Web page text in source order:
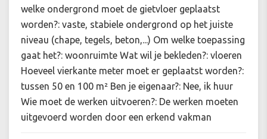
welke ondergrond moet de gietvloer geplaatst
worden?: vaste, stabiele ondergrond op het juiste
niveau (chape, tegels, beton,...) Om welke toepassing
gaat het?: woonruimte Wat wil je bekleden?: vloeren
Hoeveel vierkante meter moet er geplaatst worden?:
tussen 50 en 100 m² Ben je eigenaar?: Nee, ik huur
Wie moet de werken uitvoeren?: De werken moeten
uitgevoerd worden door een erkend vakman